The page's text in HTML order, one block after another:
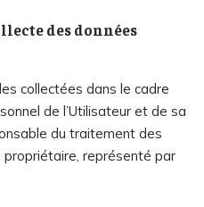
des données
collectées dans le cadre
de l’Utilisateur et de sa
du traitement des
représenté par